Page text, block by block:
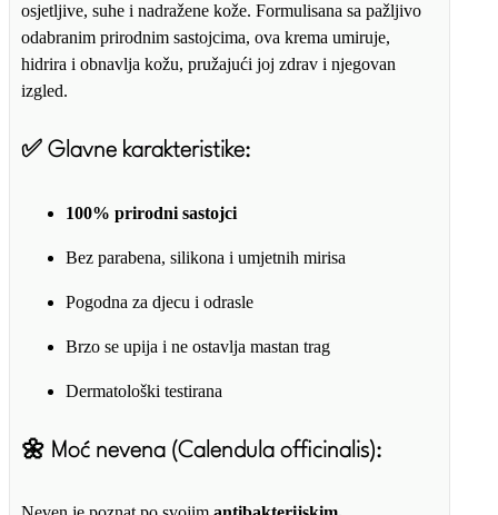
osjetljive, suhe i nadražene kože. Formulisana sa pažljivo
odabranim prirodnim sastojcima, ova krema umiruje,
hidrira i obnavlja kožu, pružajući joj zdrav i njegovan
izgled.
✅ Glavne karakteristike:
100% prirodni sastojci
Bez parabena, silikona i umjetnih mirisa
Pogodna za djecu i odrasle
Brzo se upija i ne ostavlja mastan trag
Dermatološki testirana
🌼 Moć nevena (Calendula officinalis):